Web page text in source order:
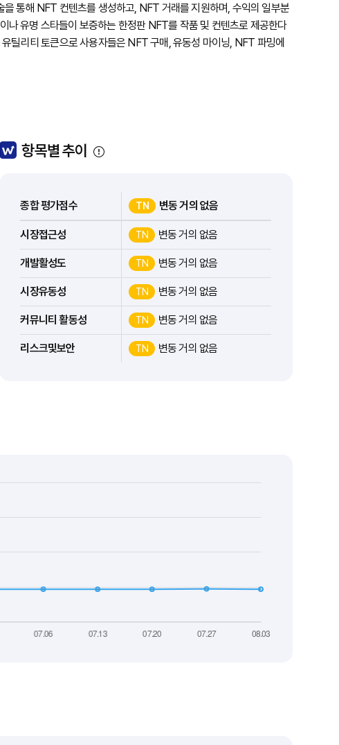
통해 NFT 컨텐츠를 생성하고, NFT 거래를 지원하며, 수익의 일부분
나 유명 스타들이 보증하는 한정판 NFT를 작품 및 컨텐츠로 제공한다
틸리티 토큰으로 사용자들은 NFT 구매, 유동성 마이닝, NFT 파밍에
항목별 추이
종합 평가점수 TN 변동 거의 없음
시장접근성 TN 변동 거의 없음
개발활성도 TN 변동 거의 없음
시장유동성 TN 변동 거의 없음
커뮤니티 활동성 TN 변동 거의 없음
리스크및보안 TN 변동 거의 없음